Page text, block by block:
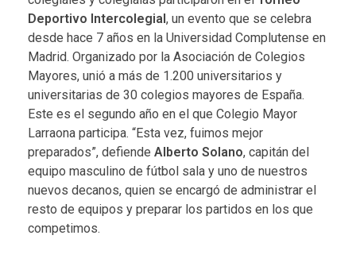
Deportivo Intercolegial, un evento que se celebra
desde hace 7 años en la Universidad Complutense en
Madrid. Organizado por la Asociación de Colegios
Mayores, unió a más de 1.200 universitarios y
universitarias de 30 colegios mayores de España.
Este es el segundo año en el que Colegio Mayor
Larraona participa. “Esta vez, fuimos mejor
preparados”, defiende Alberto Solano, capitán del
equipo masculino de fútbol sala y uno de nuestros
nuevos decanos, quien se encargó de administrar el
resto de equipos y preparar los partidos en los que
competimos.